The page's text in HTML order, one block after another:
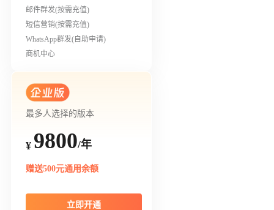
邮件群发(按需充值)
短信营销(按需充值)
WhatsApp群发(自助申请)
商机中心
最多人选择的版本
¥ 9800/年
赠送500元通用余额
立即开通